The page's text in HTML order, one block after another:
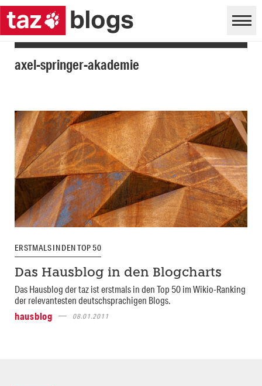
axel-springer-akademie
ERSTMALS IN DEN TOP 50
Das Hausblog in den Blogcharts
Das Hausblog der taz ist erstmals in den Top 50 im Wikio-Ranking
der relevantesten deutschsprachigen Blogs.
hausblog
08.01.2011